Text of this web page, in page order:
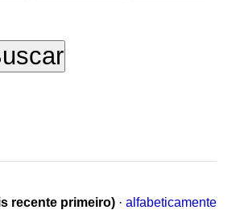
recente primeiro) · alfabeticamente